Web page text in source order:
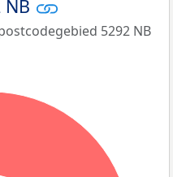
5292 NB